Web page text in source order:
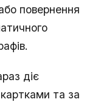
повернення
діє
та за